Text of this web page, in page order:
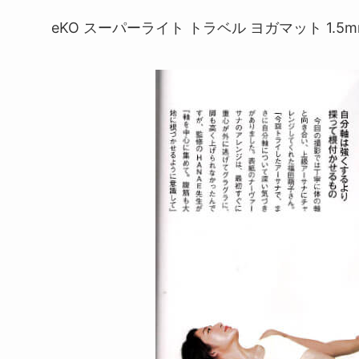
eKO スーパーライト トラベル ヨガマット